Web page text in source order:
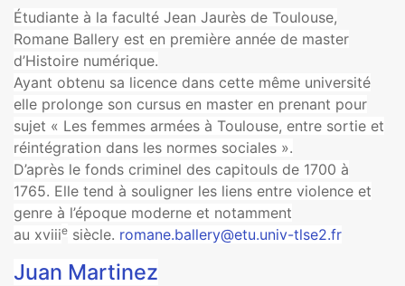
Étudiante à la faculté Jean Jaurès de Toulouse,
Romane Ballery est en première année de master
d’Histoire numérique.
Ayant obtenu sa licence dans cette même université
elle prolonge son cursus en master en prenant pour
sujet « Les femmes armées à Toulouse, entre sortie et
réintégration dans les normes sociales ».
D’après le fonds criminel des capitouls de 1700 à
1765. Elle tend à souligner les liens entre violence et
genre à l’époque moderne et notamment
au xviiie siècle. romane.ballery@etu.univ-tlse2.fr
Juan Martinez